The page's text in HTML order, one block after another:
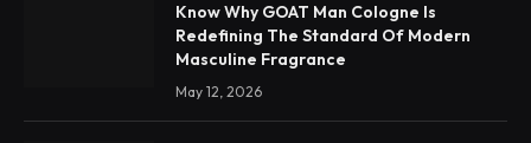
Know Why GOAT Man Cologne Is
Redefining The Standard Of Modern
Masculine Fragrance
May 12, 2026